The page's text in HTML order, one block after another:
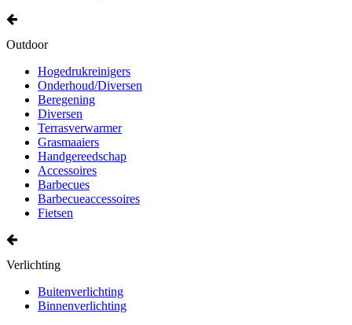
Outdoor
Hogedrukreinigers
Onderhoud/Diversen
Beregening
Diversen
Terrasverwarmer
Grasmaaiers
Handgereedschap
Accessoires
Barbecues
Barbecueaccessoires
Fietsen
Verlichting
Buitenverlichting
Binnenverlichting